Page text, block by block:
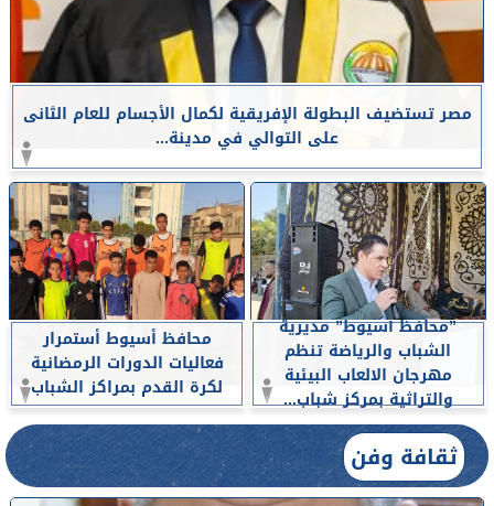
مصر تستضيف البطولة الإفريقية لكمال الأجسام للعام الثانى
على التوالي في مدينة...
”محافظ أسيوط” مديرية
الشباب والرياضة تنظم
مهرجان الالعاب البيئية
والتراثية بمركز شباب...
محافظ أسيوط أستمرار
فعاليات الدورات الرمضانية
لكرة القدم بمراكز الشباب
ثقافة وفن